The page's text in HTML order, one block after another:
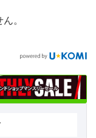
。